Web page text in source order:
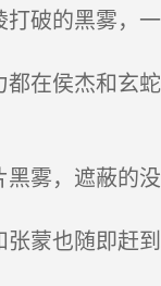
破的黑雾，一
在侯杰和玄
雾，遮蔽的
蒙也随即赶到